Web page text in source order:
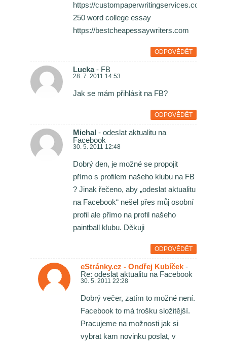
https://custompaperwritingservices.com
250 word college essay
https://bestcheapessaywriters.com
ODPOVĚDĚT
Lucka- FB
28. 7. 2011 14:53
Jak se mám přihlásit na FB?
ODPOVĚDĚT
Michal - odeslat aktualitu na
Facebook
30. 5. 2011 12:48
Dobrý den, je možné se propojit
přímo s profilem našeho klubu na FB
? Jinak řečeno, aby „odeslat aktualitu
na Facebook“ nešel přes můj osobní
profil ale přímo na profil našeho
paintball klubu. Děkuji
ODPOVĚDĚT
eStránky.cz - Ondřej Kubíček -
Re: odeslat aktualitu na Facebook
30. 5. 2011 22:28
Dobrý večer, zatím to možné není.
Facebook to má trošku složitější.
Pracujeme na možnosti jak si
vybrat kam novinku poslat, v